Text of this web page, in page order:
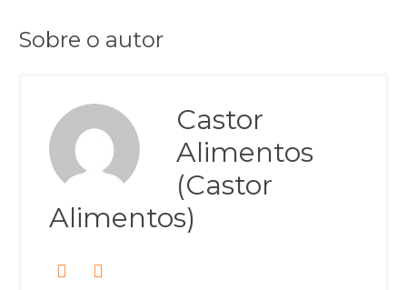
Sobre o autor
Castor
Alimentos
(Castor
Alimentos)